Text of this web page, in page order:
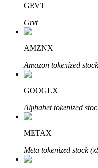
Automatyczna
Zdobądź
GRVT
Grvt
AMZNX
Amazon tokenized
GOOGLX
Alphabet tokenized
METAX
Meta tokenized stock